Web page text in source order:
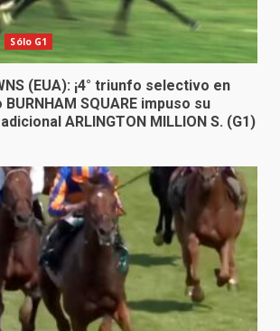
Sólo G1
(EUA): ¡4° triunfo selectivo en
SQUARE impuso su
ARLINGTON MILLION S. (G1)